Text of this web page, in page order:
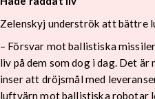
Zelenskyj underströk att bättre
– Försvar mot ballistiska
liv på dem som dog i dag. Det
inser att dröjsmål med
luftvärn mot ballistiska robotar